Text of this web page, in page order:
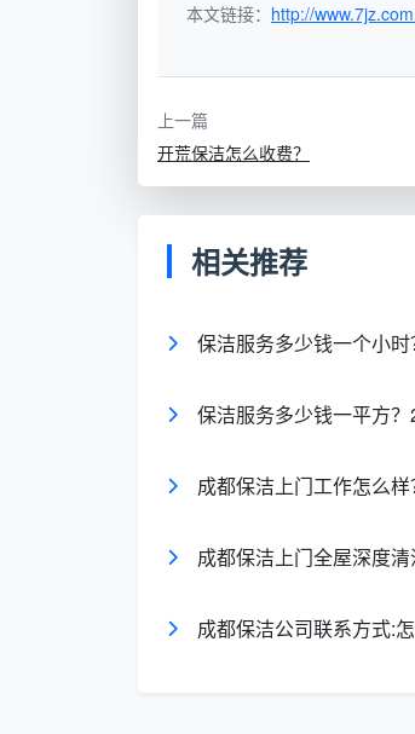
本文链接： http://
上一篇
开荒保洁怎么收费？
相关推荐
保洁服务多少钱一个小
保洁服务多少钱一平方
成都保洁上门工作怎么
成都保洁上门全屋深度
成都保洁公司联系方式: